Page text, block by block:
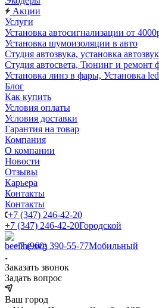
Акции
Услуги
Установка автосигнализации от
Установка шумоизоляции в авто
Студия автозвука, установка
Студия автосвета, Тюнинг и ремонт
Установка линз в фары, Установка
Блог
Как купить
Условия оплаты
Условия доставки
Гарантия на товар
Компания
О компании
Новости
Отзывы
Карьера
Контакты
Контакты
+7 (347) 246-42-20
+7 (347) 246-42-20Городской
+7 (960) 390-55-77Мобильный
Заказать звонок
Задать вопрос
Ваш город